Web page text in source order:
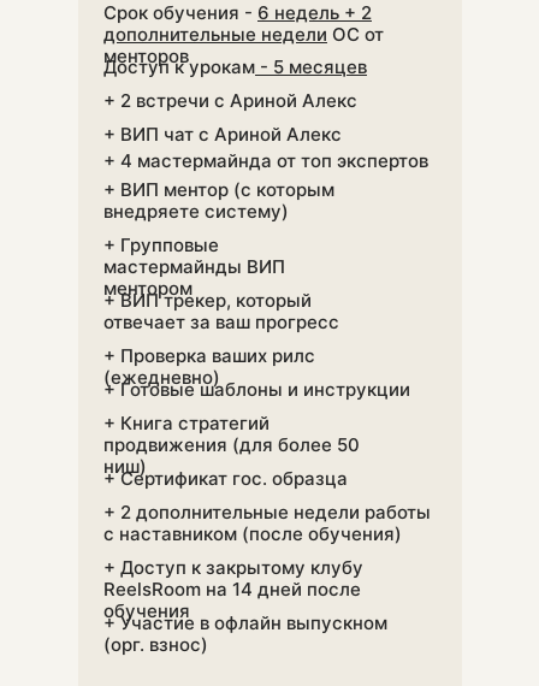
Срок обучения - 6 недель + 2
дополнительные недели ОС от
менторов
Доступ к урокам - 5 месяцев
+ ВИП чат с Ариной Алекс
+ 2 встречи с Ариной Алекс
+ 4 мастермайнда от топ экспертов
+ ВИП ментор (с которым
внедряете систему)
+ Групповые
мастермайнды ВИП
ментором
+ ВИП трекер, который
отвечает за ваш прогресс
+ Готовые шаблоны и инструкции
+ Проверка ваших рилс
(ежедневно)
+ Книга стратегий
продвижения (для более 50
ниш)
+ Сертификат гос. образца
+ 2 дополнительные недели работы
с наставником (после обучения)
+ Участие в офлайн выпускном
(орг. взнос)
+ Доступ к закрытому клубу
ReelsRoom на 14 дней после
обучения